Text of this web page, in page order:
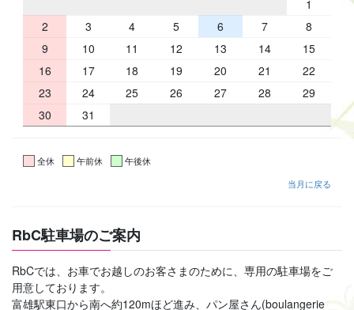
1
2
3 4 5 6 7
8
9
10 11 12 13 14
15
16
17 18 19 20 21
22
23
24 25 26 27 28
29
30
31
全休 午前休
午後休
当月に戻る
RbC駐車場のご案内
RbCでは、お車でお越しのお客さまのために、専用の駐車場をご
用意しております。
富雄駅東口から南へ約120mほど進み、パン屋さん(boulangerie